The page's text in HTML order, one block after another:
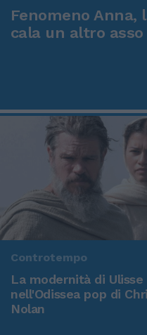
Fenomeno Anna,
cala un altro asso
Controtempo
La modernità di Ulisse
nell'Odissea pop di
Nolan